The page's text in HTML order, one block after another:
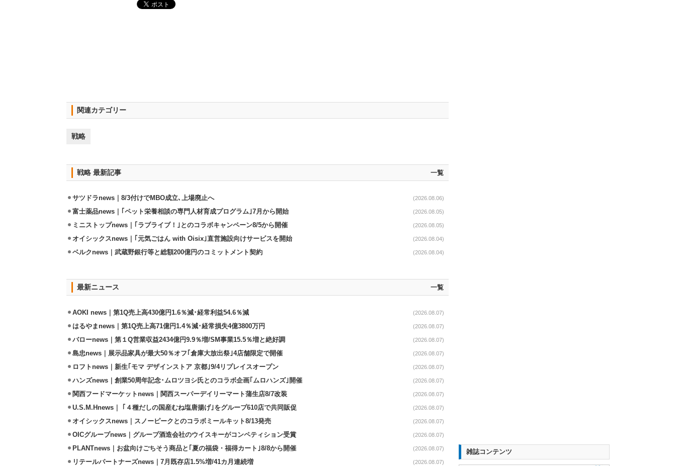
関連カテゴリー
戦略
戦略 最新記事 一覧
サツドラnews｜8/3付けでMBO成立､上場廃止へ (2026.08.06)
富士薬品news｜｢ペット栄養相談の専門人材育成プログラム｣7月から開始 (2026.08.05)
ミニストップnews｜｢ラブライブ！｣とのコラボキャンペーン8/5から開催 (2026.08.05)
オイシックスnews｜｢元気ごはん with Oisix｣直営施設向けサービスを開始 (2026.08.04)
ベルクnews｜武蔵野銀行等と総額200億円のコミットメント契約 (2026.08.04)
最新ニュース 一覧
AOKI news｜第1Q売上高430億円1.6％減･経常利益54.6％減 (2026.08.07)
はるやまnews｜第1Q売上高71億円1.4％減･経常損失4億3800万円 (2026.08.07)
バローnews｜第１Q営業収益2434億円9.9％増/SM事業15.5％増と絶好調 (2026.08.07)
島忠news｜展示品家具が最大50％オフ｢倉庫大放出祭｣4店舗限定で開催 (2026.08.07)
ロフトnews｜新生｢モマ デザインストア 京都｣9/4リプレイスオープン (2026.08.07)
ハンズnews｜創業50周年記念･ムロツヨシ氏とのコラボ企画｢ムロハンズ｣開催 (2026.08.07)
関西フードマーケットnews｜関西スーパーデイリーマート蒲生店8/7改装 (2026.08.07)
U.S.M.Hnews｜ ｢４種だしの国産むね塩唐揚げ｣をグループ610店で共同販促 (2026.08.07)
オイシックスnews｜スノーピークとのコラボミールキット8/13発売 (2026.08.07)
OICグループnews｜グループ酒造会社のウイスキーがコンペティション受賞 (2026.08.07)
PLANTnews｜お盆向けごちそう商品と｢夏の福袋・福得カート｣8/8から開催 (2026.08.07)
リテールパートナーズnews｜7月既存店1.5%増/41カ月連続増 (2026.08.07)
雑誌コンテンツ